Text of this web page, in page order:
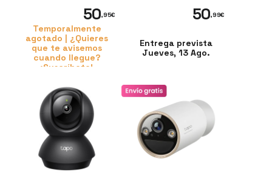
50,95€
Temporalmente
agotado | ¿Quieres
que te avisemos
cuando llegue?
¡Suscríbete!
50,99€
Entrega prevista
Jueves, 13 Ago.